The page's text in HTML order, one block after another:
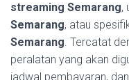
streaming Semarang,
Semarang, atau
Semarang. Tercatat
peralatan yang akan
jadwal pembayaran,